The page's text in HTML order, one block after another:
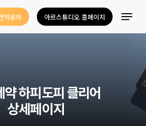
적문의 아르스튜디오 홈페이지
Menu
약하피도피 클리어
상세페이지
Close